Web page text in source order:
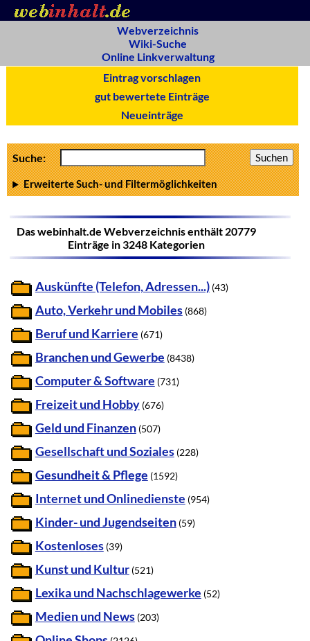
Webverzeichnis
Wiki-Suche
Online Linkverwaltung
Eintrag vorschlagen
gut bewertete Einträge
Neueinträge
Suche:
Erweiterte Such- und Filtermöglichkeiten
Das webinhalt.de Webverzeichnis enthält 20779
Einträge in 3248 Kategorien
Auskünfte (Telefon, Adressen...) (43)
Auto, Verkehr und Mobiles (868)
Beruf und Karriere (671)
Branchen und Gewerbe (8438)
Computer & Software (731)
Freizeit und Hobby (676)
Geld und Finanzen (507)
Gesellschaft und Soziales (228)
Gesundheit & Pflege (1592)
Internet und Onlinedienste (954)
Kinder- und Jugendseiten (59)
Kostenloses (39)
Kunst und Kultur (521)
Lexika und Nachschlagewerke (52)
Medien und News (203)